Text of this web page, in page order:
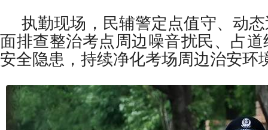
执勤现场，民辅警定点值守、动
面排查整治考点周边噪音扰民、占
安全隐患，持续净化考场周边治安环